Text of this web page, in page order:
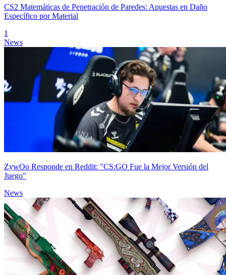
CS2 Matemáticas de Penetración de Paredes: Apuestas en Daño
Específico por Material
1
News
ZywOo Responde en Reddit: "CS:GO Fue la Mejor Versión del
Juego"
News